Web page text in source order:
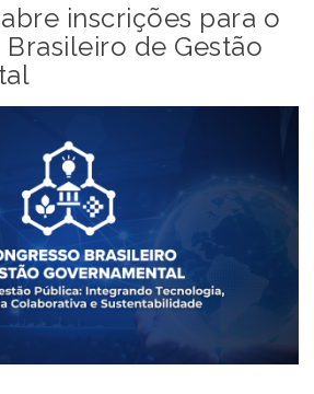
abre inscrições para o
Brasileiro de Gestão